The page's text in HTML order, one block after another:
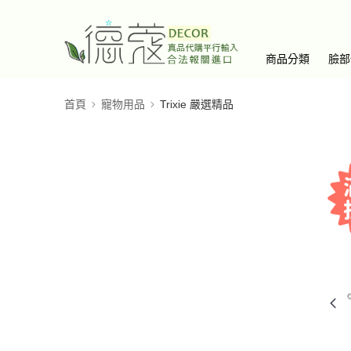
商品分類 臉
首頁 寵物用品 Trixie 嚴選精品